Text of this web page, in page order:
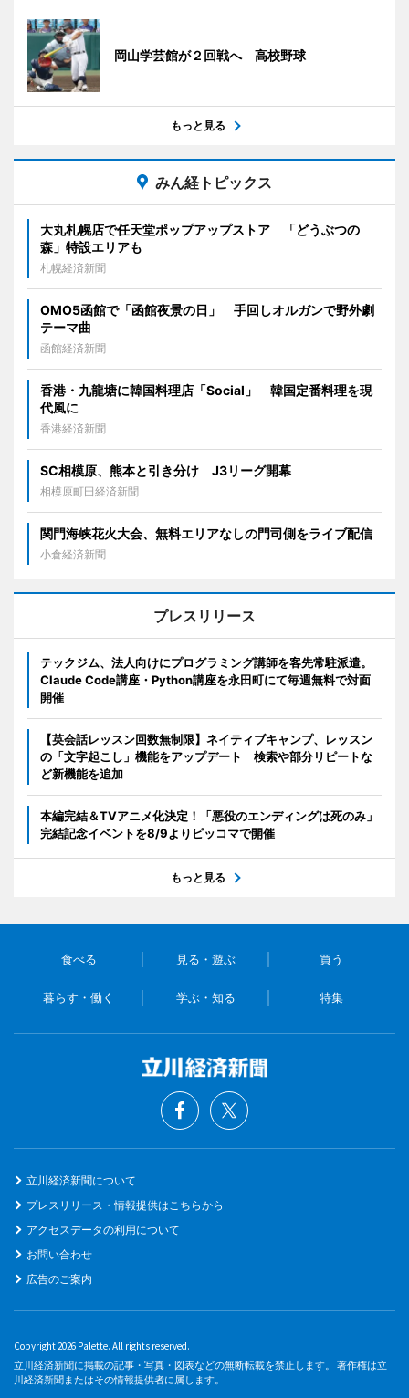
岡山学芸館が２回戦へ 高校野球
もっと見る
みん経トピックス
大丸札幌店で任天堂ポップアップストア 「どうぶつの
森」特設エリアも
札幌経済新聞
OMO5函館で「函館夜景の日」 手回しオルガンで野外劇
テーマ曲
函館経済新聞
香港・九龍塘に韓国料理店「Social」 韓国定番料理を現
代風に
香港経済新聞
SC相模原、熊本と引き分け J3リーグ開幕
相模原町田経済新聞
関門海峡花火大会、無料エリアなしの門司側をライブ配信
小倉経済新聞
プレスリリース
テックジム、法人向けにプログラミング講師を客先常駐派遣。
Claude Code講座・Python講座を永田町にて毎週無料で対面
開催
【英会話レッスン回数無制限】ネイティブキャンプ、レッスン
の「文字起こし」機能をアップデート 検索や部分リピートな
ど新機能を追加
本編完結＆TVアニメ化決定！「悪役のエンディングは死のみ」
完結記念イベントを8/9よりピッコマで開催
もっと見る
食べる 見る・遊ぶ 買う
暮らす・働く 学ぶ・知る 特集
立川経済新聞について
プレスリリース・情報提供はこちらから
アクセスデータの利用について
お問い合わせ
広告のご案内
Copyright 2026 Palette. All rights reserved.
立川経済新聞に掲載の記事・写真・図表などの無断転載を禁止します。 著作権は立
川経済新聞またはその情報提供者に属します。